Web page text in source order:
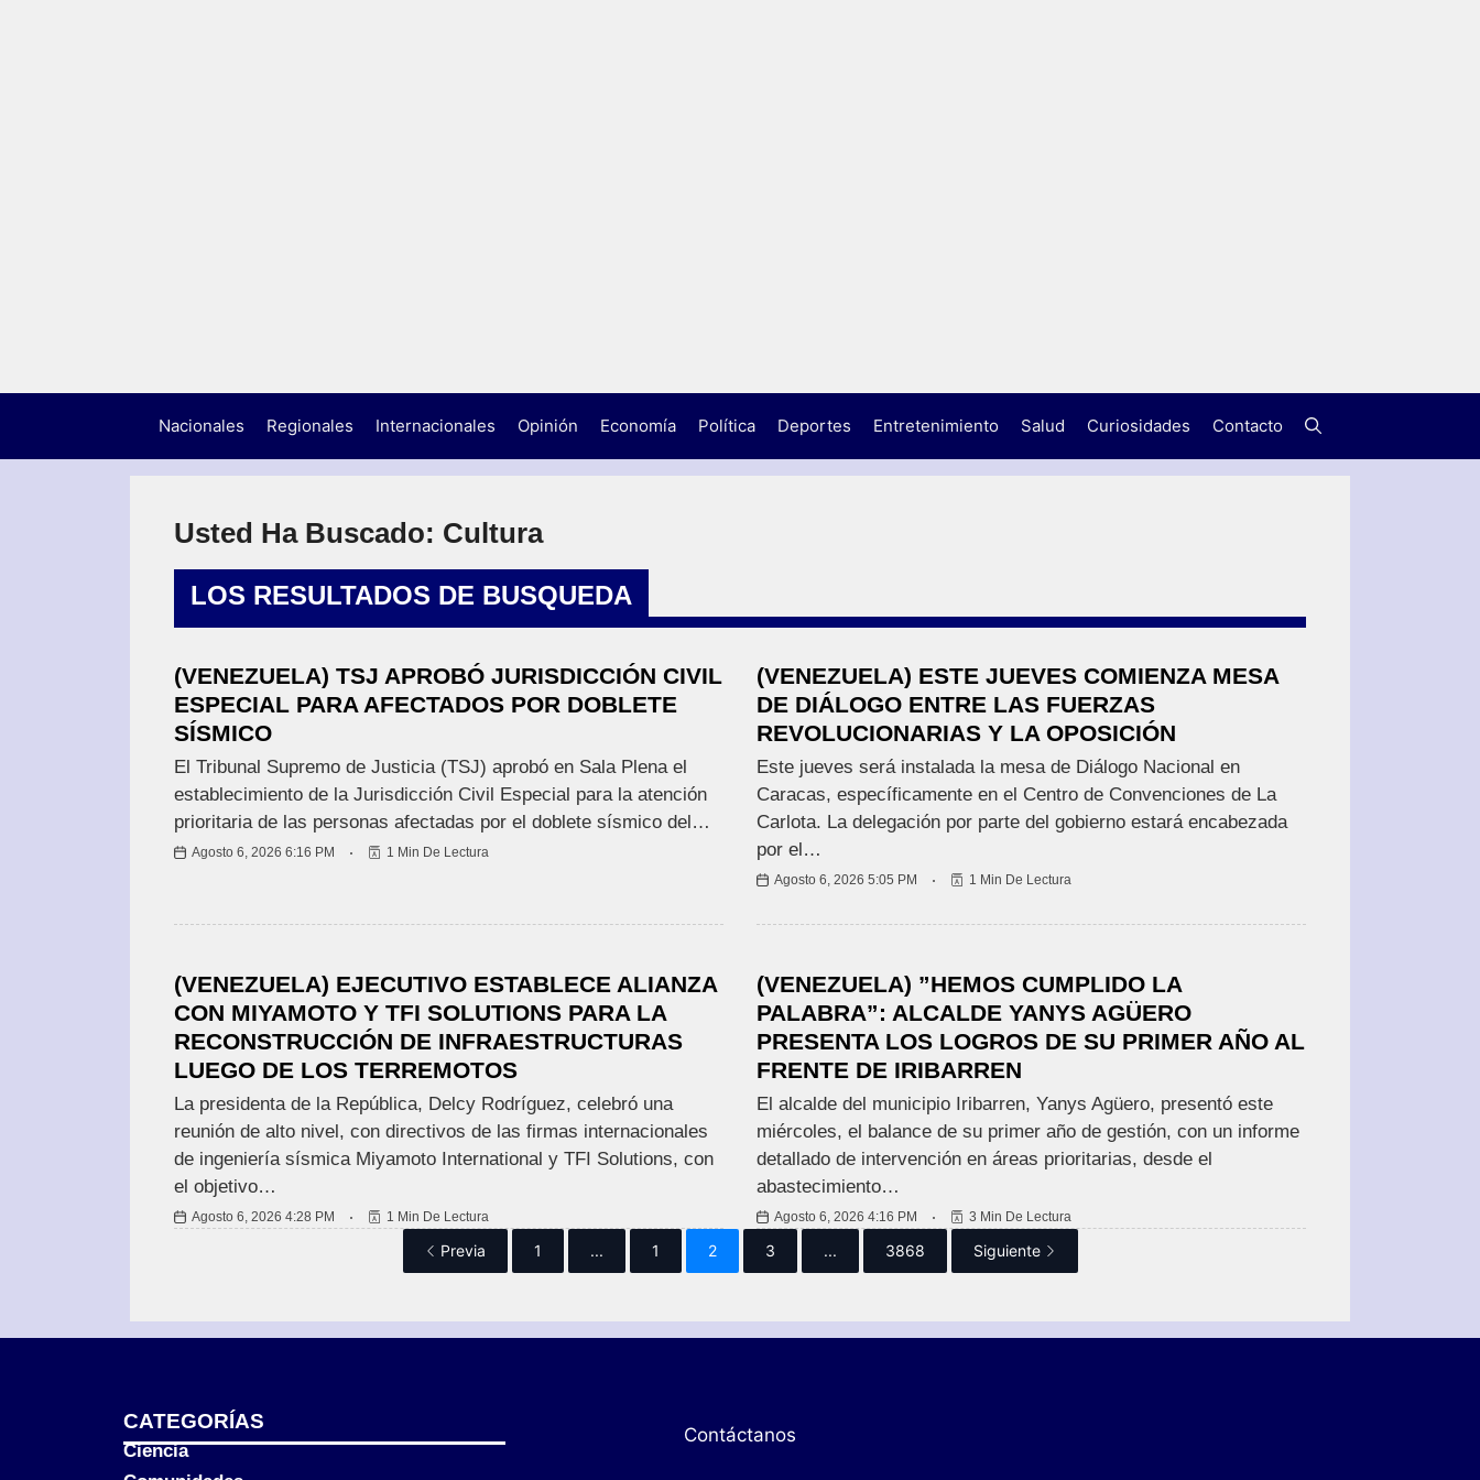
Nacionales Regionales Internacionales Opinión Economía Política Deportes Entretenimiento Salud Curiosidades Contacto
Usted Ha Buscado: Cultura
LOS RESULTADOS DE BUSQUEDA
N
N
E
S
(VENEZUELA) TSJ APROBÓ JURISDICCIÓN CIVIL
ESPECIAL PARA AFECTADOS POR DOBLETE
SÍSMICO
El Tribunal Supremo de Justicia (TSJ) aprobó en Sala Plena el
establecimiento de la Jurisdicción Civil Especial para la atención
prioritaria de las personas afectadas por el doblete sísmico del…
Agosto 6, 2026 6:16 PM 1 Min De Lectura
N
S
(VENEZUELA) ESTE JUEVES COMIENZA MESA
DE DIÁLOGO ENTRE LAS FUERZAS
REVOLUCIONARIAS Y LA OPOSICIÓN
Este jueves será instalada la mesa de Diálogo Nacional en
Caracas, específicamente en el Centro de Convenciones de La
Carlota. La delegación por parte del gobierno estará encabezada
por el…
Agosto 6, 2026 5:05 PM 1 Min De Lectura
N
A
I
O
N
(VENEZUELA) EJECUTIVO ESTABLECE ALIANZA
CON MIYAMOTO Y TFI SOLUTIONS PARA LA
RECONSTRUCCIÓN DE INFRAESTRUCTURAS
LUEGO DE LOS TERREMOTOS
La presidenta de la República, Delcy Rodríguez, celebró una
reunión de alto nivel, con directivos de las firmas internacionales
de ingeniería sísmica Miyamoto International y TFI Solutions, con
el objetivo…
Agosto 6, 2026 4:28 PM 1 Min De Lectura
R
E
I
O
N
L
(VENEZUELA) ”HEMOS CUMPLIDO LA
PALABRA”: ALCALDE YANYS AGÜERO
PRESENTA LOS LOGROS DE SU PRIMER AÑO AL
FRENTE DE IRIBARREN
El alcalde del municipio Iribarren, Yanys Agüero, presentó este
miércoles, el balance de su primer año de gestión, con un informe
detallado de intervención en áreas prioritarias, desde el
abastecimiento…
Agosto 6, 2026 4:16 PM 3 Min De Lectura
Previa 1 ... 1 2 3 ... 3868 Siguiente
CATEGORÍAS
Ciencia
Contáctanos